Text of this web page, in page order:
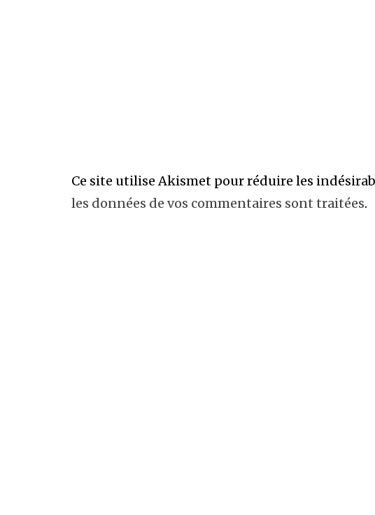
Ce site utilise Akismet pour réduire les
les données de vos commentaires sont traitées.